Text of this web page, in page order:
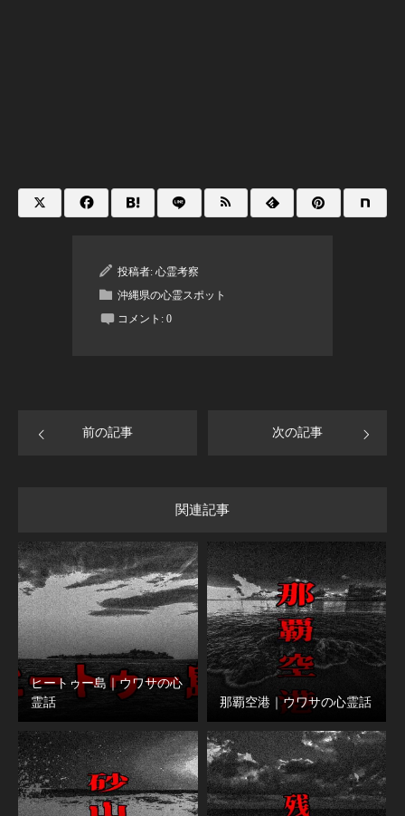
投稿者: 心霊考察
沖縄県の心霊スポット
コメント: 0
前の記事 次の記事
関連記事
ヒートゥー島｜ウワサの心
霊話
那覇空港｜ウワサの心霊話